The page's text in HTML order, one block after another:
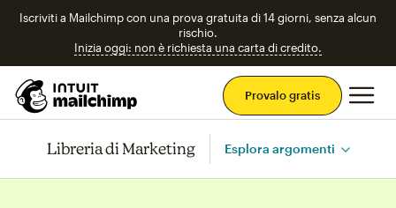
Iscriviti a Mailchimp con una prova gratuita di 14 giorni, senza alcun
rischio.
Inizia oggi: non è richiesta una carta di credito.
Provalo gratis
Libreria di Marketing Esplora argomenti